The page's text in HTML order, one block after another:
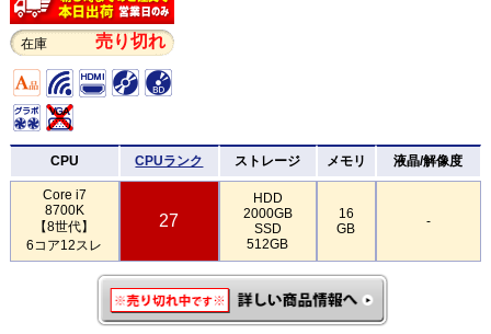
在庫 売り切れ
CPU CPUランク ストレージ メモリ 液晶/解像度
Core i7
8700K
【8世代】
6コア12スレ
27
HDD
2000GB
SSD
512GB
16
GB
-